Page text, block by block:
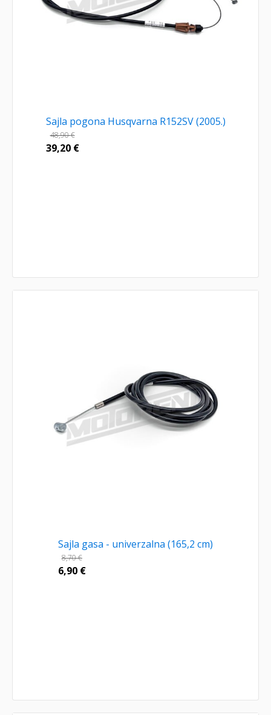
Sajla pogona Husqvarna R152SV (2005.)
48,90€
39,20 €
Sajla gasa - univerzalna (165,2 cm)
8,70€
6,90 €